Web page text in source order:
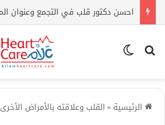
بحث عن
الرئيسية »القلب وعلاقته بالأمراض الأخرى